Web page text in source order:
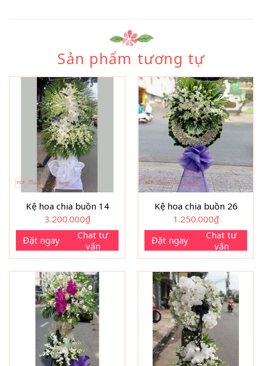
Sản phẩm tương tự
Kệ hoa chia buồn 14
3.200.000₫
Đặt ngay
Chat tư
vấn
Kệ hoa chia buồn 26
1.250.000₫
Đặt ngay
Chat tư
vấn